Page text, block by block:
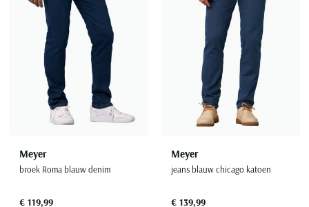
Meyer
broek Roma blauw denim
€ 119,99
Meyer
jeans blauw chicago katoen
€ 139,99